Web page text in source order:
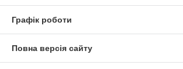
Графік роботи
Повна версія сайту